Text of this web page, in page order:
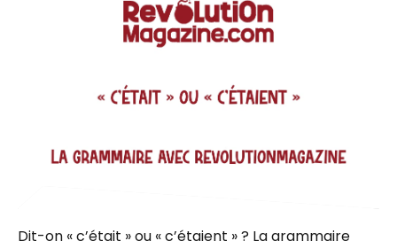
Dit-on « c’était » ou « c’étaient » ? La grammaire